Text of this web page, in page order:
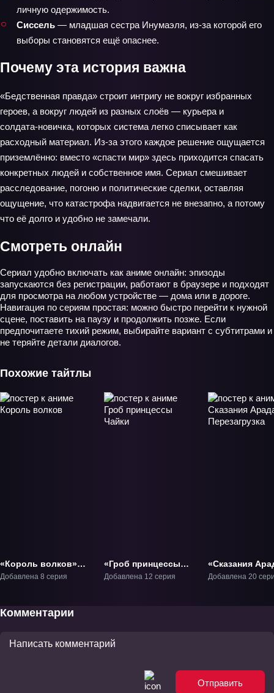
личную одержимость.
Сиссель — младшая сестра Инумаэля, из‑за которой его
выборы становятся ещё опаснее.
Почему эта история важна
«Бедственная правда» строит интригу не вокруг избранных
героев, а вокруг людей из разных слоёв — курьера и
солдата‑новичка, которых система легко списывает как
расходный материал. Из‑за этого каждое решение ощущается
приземлённо: вместо «спасти мир» здесь приходится спасать
конкретных людей и собственное имя. Сериал смешивает
расследование, погоню и политические сделки, оставляя
ощущение, что катастрофа надвигается не внезапно, а потому
что её долго и удобно не замечали.
Смотреть онлайн
Сериал удобно включать как аниме онлайн: эпизоды
запускаются без регистрации, работают в браузере и подходят
для просмотра на любом устройстве — дома или в дороге.
Навигация по сериям простая: можно быстро перейти к нужной
сцене, поставить на паузу и продолжить позже. Если
предпочитаете тихий режим, выбирайте вариант с субтитрами и
не теряйте детали диалогов.
Похожие тайтлы
«Король волков»
ТВ-1
Добавлена 8 серия
«Гроб принцессы
Чайки» ТВ-1
Добавлена 12 серия
«Сказания
Добавлена 20
Комментарии
Отправить